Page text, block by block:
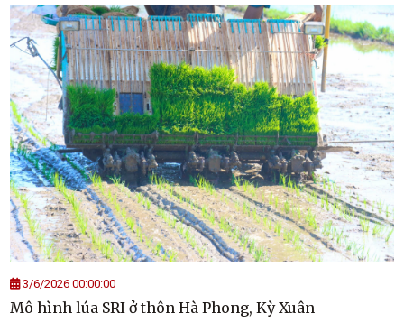
3/6/2026 00:00:00
Mô hình lúa SRI ở thôn Hà Phong, Kỳ Xuân